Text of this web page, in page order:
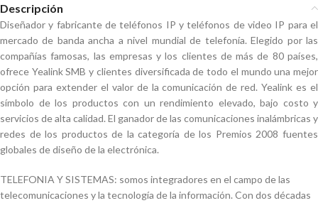
Descripción
Diseñador y fabricante de teléfonos IP y teléfonos de video IP para el
mercado de banda ancha a nivel mundial de telefonía. Elegido por las
compañías famosas, las empresas y los clientes de más de 80 países,
ofrece Yealink SMB y clientes diversificada de todo el mundo una mejor
opción para extender el valor de la comunicación de red. Yealink es el
símbolo de los productos con un rendimiento elevado, bajo costo y
servicios de alta calidad. El ganador de las comunicaciones inalámbricas y
redes de los productos de la categoría de los Premios 2008 fuentes
globales de diseño de la electrónica.
TELEFONIA Y SISTEMAS: somos integradores en el campo de las
telecomunicaciones y la tecnología de la información. Con dos décadas